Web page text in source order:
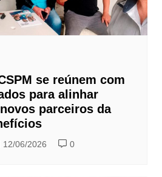
se reúnem com
para alinhar
parceiros da
12/06/2026 0